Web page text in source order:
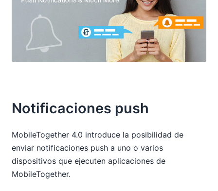
Notificaciones push
MobileTogether 4.0 introduce la posibilidad de
enviar notificaciones push a uno o varios
dispositivos que ejecuten aplicaciones de
MobileTogether.